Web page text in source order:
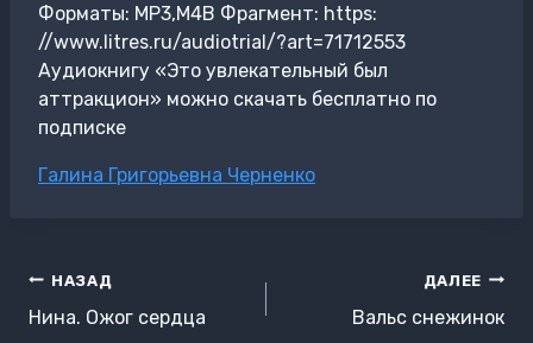
Форматы: MP3,M4B Фрагмент: https:
//www.litres.ru/audiotrial/?art=71712553
Аудиокнигу «Это увлекательный был
аттракцион» можно скачать бесплатно по
подписке
Метки
Галина Григорьевна Черненко
Навигация
по
НАЗАД
Нина. Ожог сердца
ДАЛЕЕ
Вальс снежинок